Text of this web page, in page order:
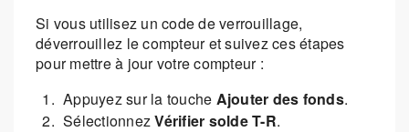
Si vous utilisez un code de verrouillage,
déverrouillez le compteur et suivez ces étapes
pour mettre à jour votre compteur :
Appuyez sur la touche Ajouter des fonds.
SélectionnezVérifier solde T-R.